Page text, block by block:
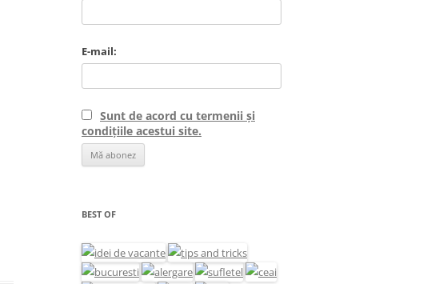
E-mail:
Sunt de acord cu termenii și
condițiile acestui site.
BEST OF